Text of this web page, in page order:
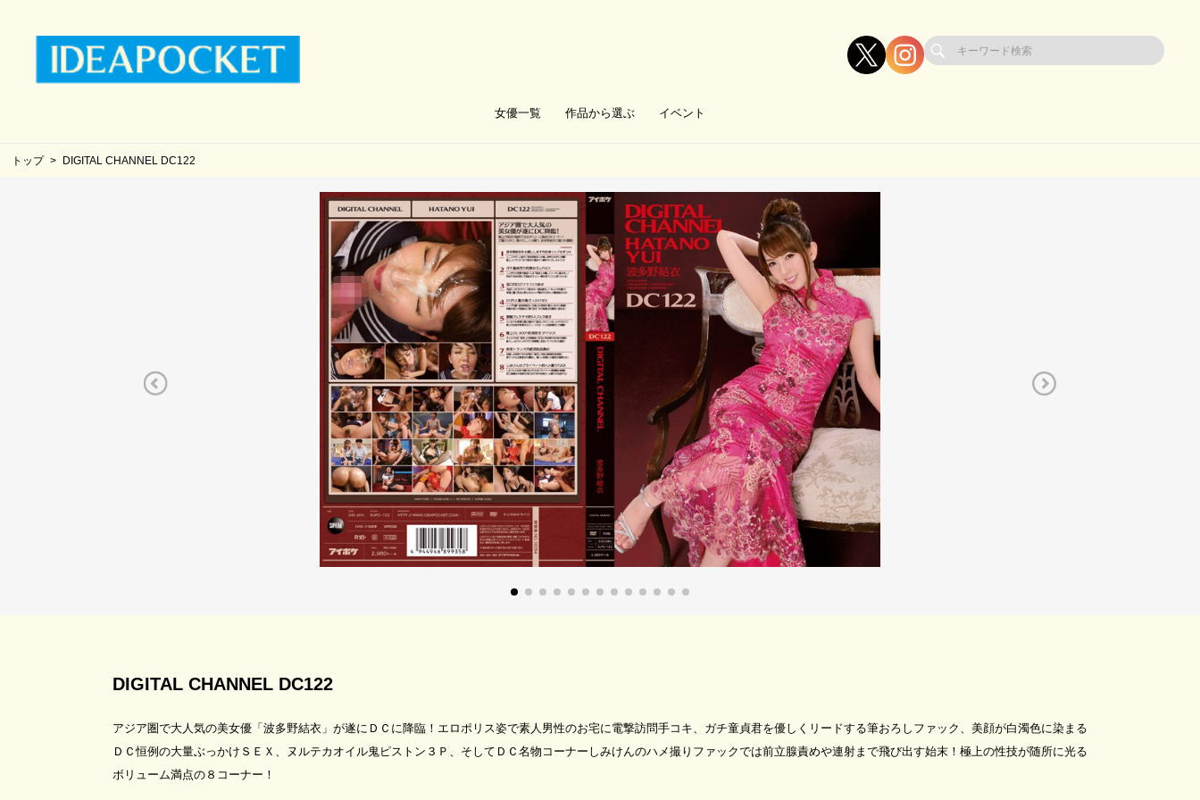
女優一覧 作品から選ぶ イベント
トップ DIGITAL CHANNEL DC122
DIGITAL CHANNEL DC122
アジア圏で大人気の美女優「波多野結衣」が遂にＤＣに降臨！エロポリス姿で素人男性のお宅に電撃訪問手コキ、ガチ童貞君を優しくリードする筆おろしファック、美顔が白濁色に染まる
ＤＣ恒例の大量ぶっかけＳＥＸ、ヌルテカオイル鬼ピストン３Ｐ、そしてＤＣ名物コーナーしみけんのハメ撮りファックでは前立腺責めや連射まで飛び出す始末！極上の性技が随所に光る
ボリューム満点の８コーナー！